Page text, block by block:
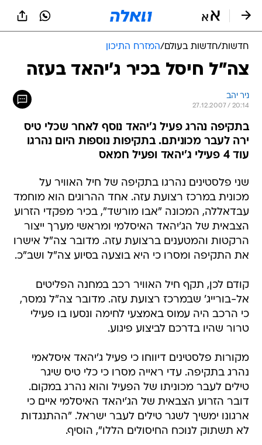
חדשות/חדשות בעולם/המזרח התיכון
צה"ל חיסל בכיר ג'יהאד בעזה
ניר יהב
27.12.2007 / 20:14
בתקיפה נהרג פעיל ג'יהאד נוסף לאחר שכלי טיס
ירה לעבר מכוניתם. בתקיפות נוספות היום נהרגו
עוד 4 פעילי ג'יהאד ופעיל חמאס
שני פלסטינים נהרגו בתקיפה של חיל האוויר על
מכונית במרכז רצועת עזה. אחד ההרוגים הוא מוחמד
עבדאללה, המכונה "אבו מורשד", בכיר מפקדי הזרוע
הצבאית של הג'יהאד האיסלמי ומראשי מערך ייצור
הרקטות והמטענים ברצועת עזה. מדובר צה"ל אישרו
את התקיפה ומסרו כי היא בוצעה בסיוע צה"ל ושב"כ.
קודם לכן, תקף חיל האוויר רכב במחנה הפליטים
אל-בורייג' שבמרכז רצועת עזה. מדובר צה"ל נמסר,
כי הרכב היה עמוס באמצעי לחימה ונסעו בו פעילי
טרור שהיו בדרכם לביצוע פיגוע.
מקורות פלסטינים דיווחו כי פעיל ג'יהאד איסלאמי
נהרג בתקיפה. עדי ראייה מסרו כי כלי טיס שיגר
טילים לעבר מכוניתו של הפעיל והוא נהרג במקום.
דובר הזרוע הצבאית של הג'יהאד האיסלמי איים כי
ארגונו ימשיך לשגר טילים לעבר ישראל. "ההתנגדות
לא תשתוק לנוכח החיסולים הללו", הוסיף.